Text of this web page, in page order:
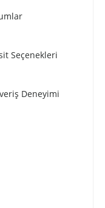
Seçenekleri
Deneyimi